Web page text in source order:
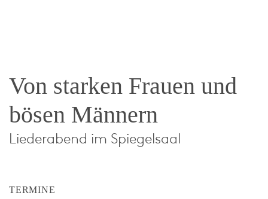
Von starken Frauen und
bösen Männern
Liederabend im Spiegelsaal
TERMINE